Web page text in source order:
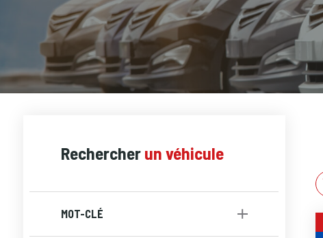
Rechercher un véhicule
MOT-CLÉ